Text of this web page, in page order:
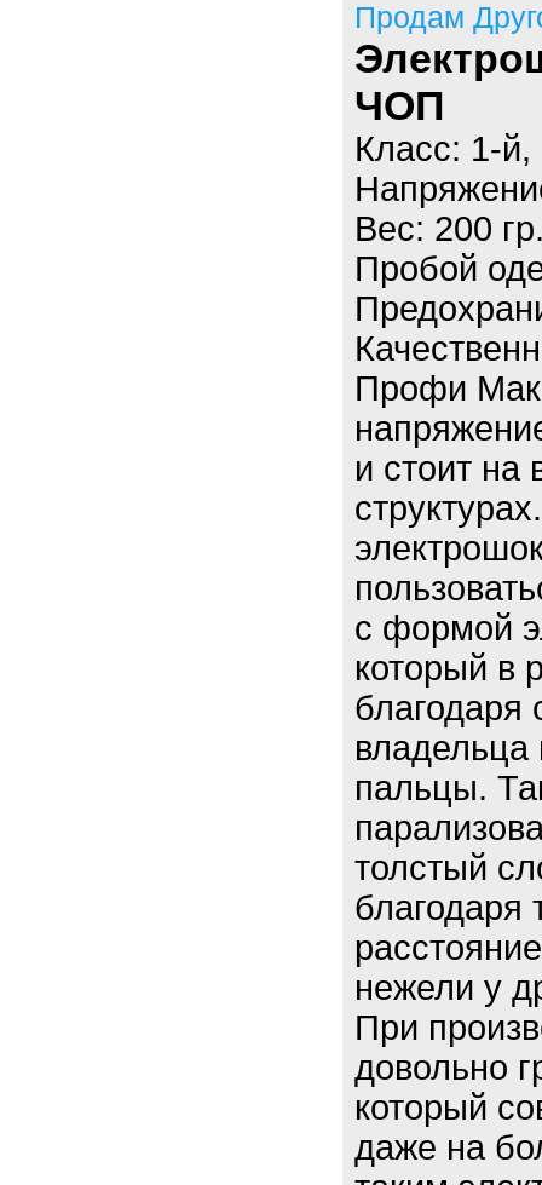
Продам
ЧОП
Класс: 1-
Вес: 200
Пробой
Профи
и стоит на
с формой
который в
благодаря
пальцы.
толстый
благодаря
нежели у
При
довольно
который
даже на